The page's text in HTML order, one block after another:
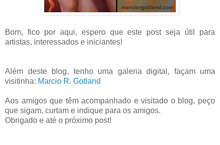
Bom, fico por aqui, espero que este post seja útil para
artistas, interessados e iniciantes!
Além deste blog, tenho uma galeria digital, façam uma
visitinha: Marcio R. Gotland
Aos amigos que têm acompanhado e visitado o blog, peço
que sigam, curtam e indique para os amigos.
Obrigado e até o próximo post!